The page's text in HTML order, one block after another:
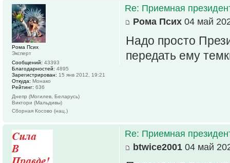
Re: Приемная
Рома Псих 04 май
Надо просто
передать ему
Рома Псих
Эксперт
Сообщений: 43393
Благодарностей: 4895
Зарегистрирован: 15 янв 2012, 19:21
Откуда: Монако
Рейтинг: 636
Днепр (Могилев, Беларусь)
Виктори (Мальдивы)
Сборная Косово (нац.)
Re: Приемная
btwice2001 04 май